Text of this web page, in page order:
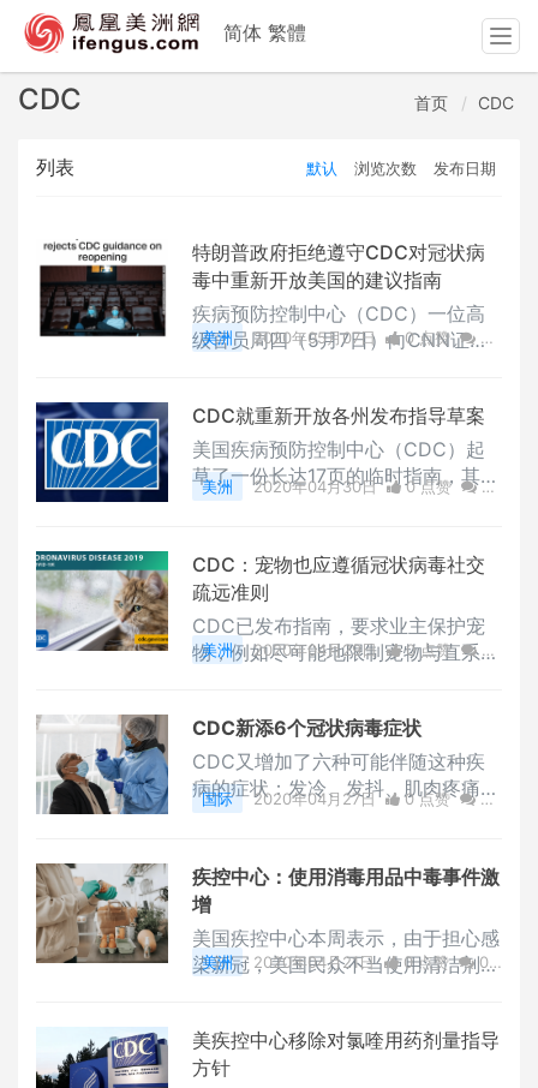
CDC 首页 CDC
列表 默认 浏览次数 发布日期
特朗普政府拒绝遵守CDC对冠状病
毒中重新开放美国的建议指南
疾病预防控制中心（CDC）一位高
级官员周四（5月7日）向CNN证
建议指南。
美洲 2020年05月07日 0 点赞
0
CDC就重新开放各州发布指导草案
美国疾病预防控制中心（CDC）起
草了一份长达17页的临时指南，其中
详细介绍了在冠状病毒大流行期间企
织应如何安全地逐步重新开放。
美洲 2020年04月30日 0 点赞
0
CDC：宠物也应遵循冠状病毒社交
疏远准则
CDC已发布指南，要求业主保护宠
物，例如尽可能地限制宠物与直系家
时确保其他人和动物至少保持六英寸
的距离等措施。
美洲 2020年04月29日 0 点赞
0
CDC新添6个冠状病毒症状
CDC又增加了六种可能伴随这种疾
病的症状：发冷、发抖、肌肉疼痛、
头痛、喉咙痛、和味觉或嗅觉丧失。
国际 2020年04月27日 0 点赞
0
疾控中心：使用消毒用品中毒事件激
增
美国疾控中心本周表示，由于担心感
染新冠，美国民众不当使用清洁剂和
美洲 2020年04月21日 0 点赞
0
美疾控中心移除对氯喹用药剂量指导
方针
简体 繁體
T
o
g
e